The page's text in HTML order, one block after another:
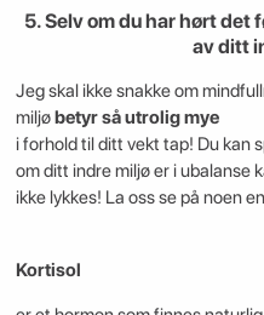
5. Selv om du har hørt
av ditt
Jeg skal ikke snakke om
miljø betyr så utrolig mye
i forhold til ditt vekt tap! Du kan
om ditt indre miljø er i ubalanse
ikke lykkes! La oss se på noen
Kortisol